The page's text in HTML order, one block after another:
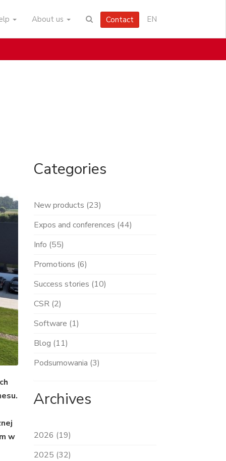
About us Contact EN
w
Categories
New products (23)
Expos and conferences (44)
Info (55)
Promotions (6)
Success stories (10)
CSR (2)
Software (1)
Blog (11)
Podsumowania (3)
Archives
2026 (19)
2025 (32)